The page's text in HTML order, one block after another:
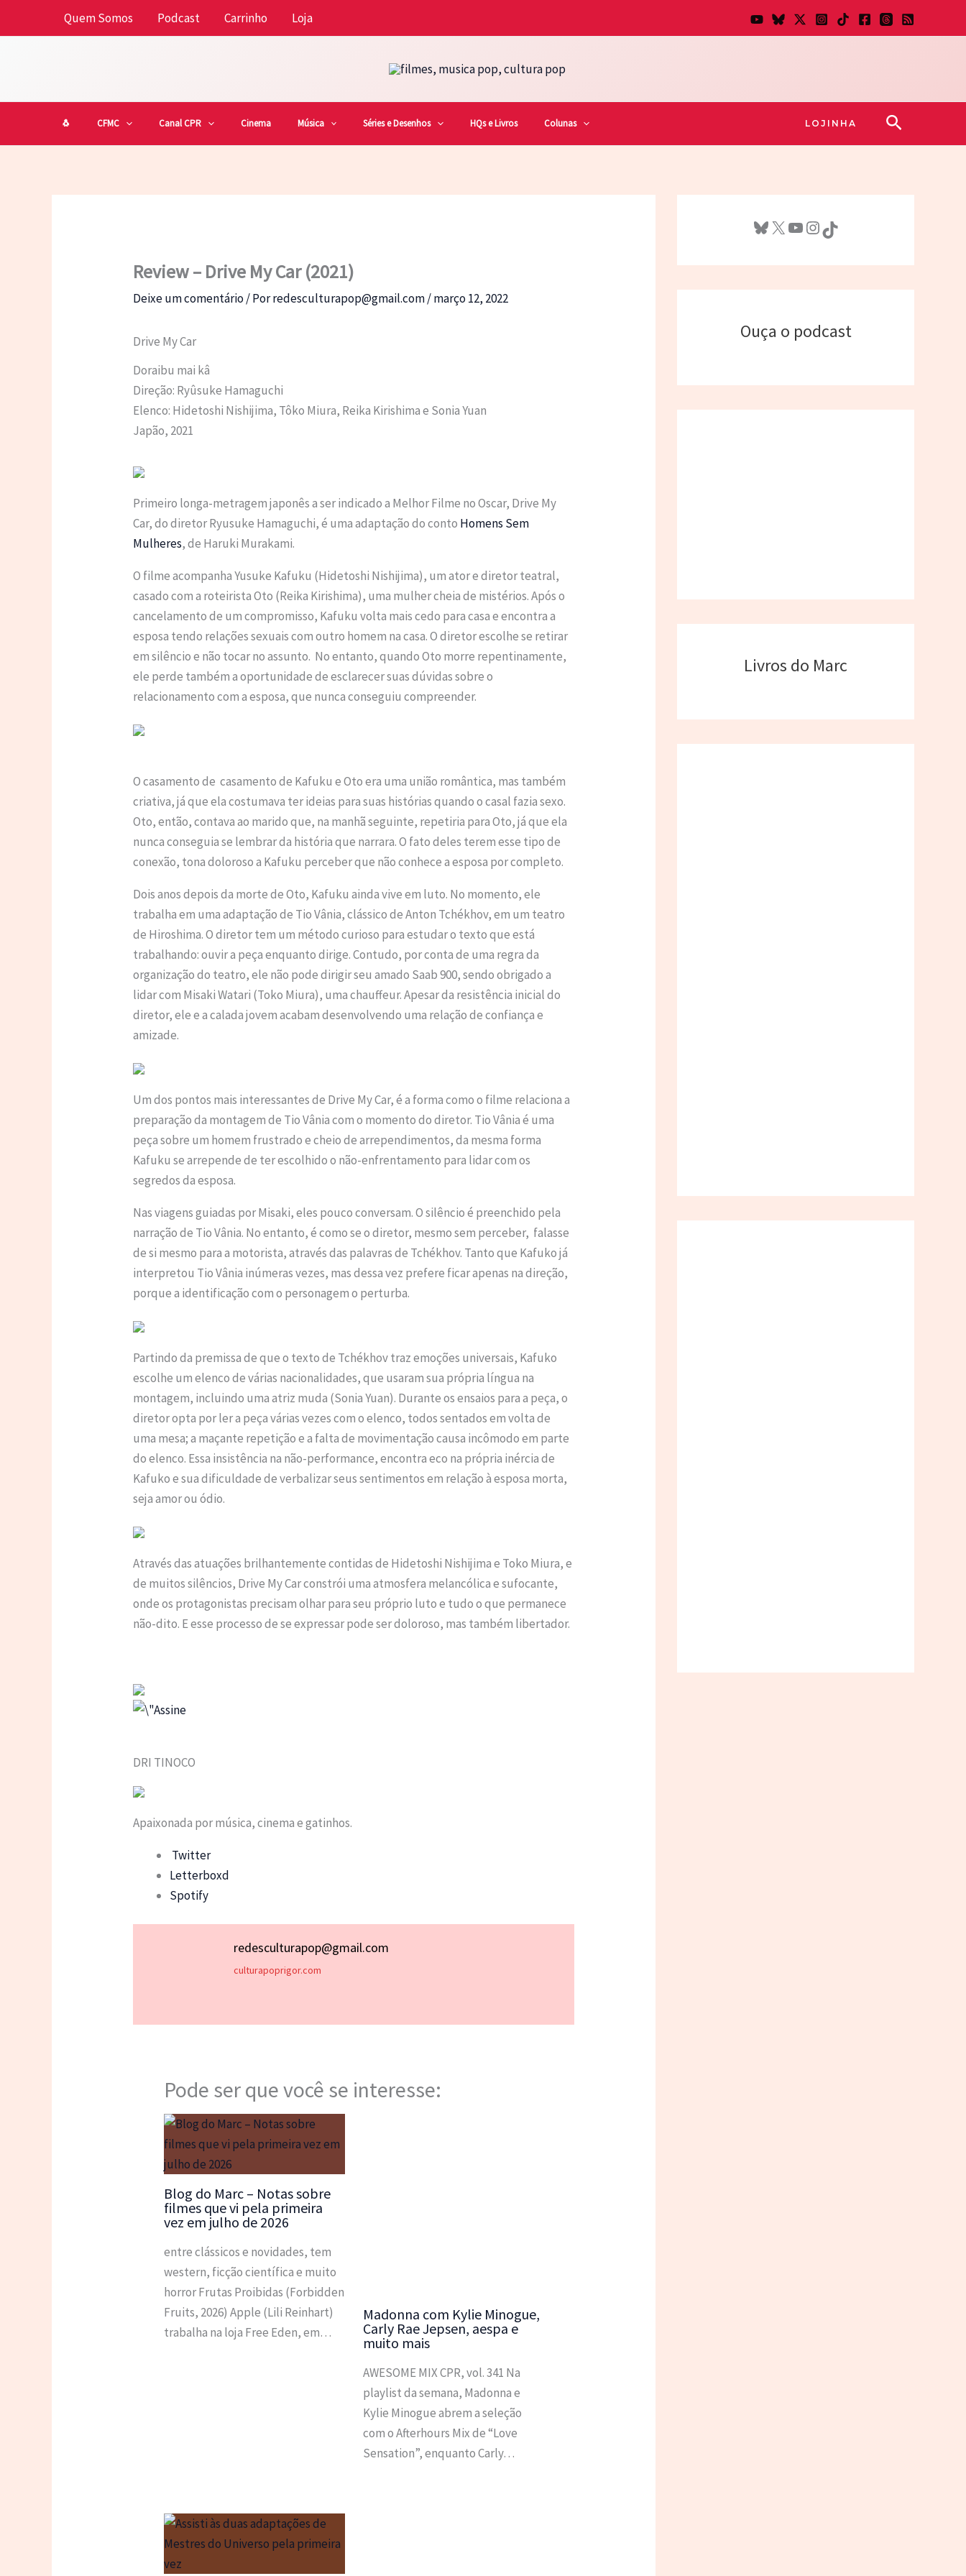
Quem Somos Podcast Carrinho Loja
🐧 CFMC Canal CPR Cinema Música Séries e Desenhos HQs e Livros Colunas LOJINHA Pesquisar
Review – Drive My Car (2021)
Deixe um comentário/ Porredesculturapop@gmail.com/março 12, 2022
Drive My Car
Doraibu mai kâ
Direção: Ryûsuke Hamaguchi
Elenco: Hidetoshi Nishijima, Tôko Miura, Reika Kirishima e Sonia Yuan
Japão, 2021
Primeiro longa-metragem japonês a ser indicado a Melhor Filme no Oscar, Drive My
Car, do diretor Ryusuke Hamaguchi, é uma adaptação do conto Homens Sem
Mulheres, de Haruki Murakami.
O filme acompanha Yusuke Kafuku (Hidetoshi Nishijima), um ator e diretor teatral,
casado com a roteirista Oto (Reika Kirishima), uma mulher cheia de mistérios. Após o
cancelamento de um compromisso, Kafuku volta mais cedo para casa e encontra a
esposa tendo relações sexuais com outro homem na casa. O diretor escolhe se retirar
em silêncio e não tocar no assunto. No entanto, quando Oto morre repentinamente,
ele perde também a oportunidade de esclarecer suas dúvidas sobre o
relacionamento com a esposa, que nunca conseguiu compreender.
O casamento de casamento de Kafuku e Oto era uma união romântica, mas também
criativa, já que ela costumava ter ideias para suas histórias quando o casal fazia sexo.
Oto, então, contava ao marido que, na manhã seguinte, repetiria para Oto, já que ela
nunca conseguia se lembrar da história que narrara. O fato deles terem esse tipo de
conexão, tona doloroso a Kafuku perceber que não conhece a esposa por completo.
Dois anos depois da morte de Oto, Kafuku ainda vive em luto. No momento, ele
trabalha em uma adaptação de Tio Vânia, clássico de Anton Tchékhov, em um teatro
de Hiroshima. O diretor tem um método curioso para estudar o texto que está
trabalhando: ouvir a peça enquanto dirige. Contudo, por conta de uma regra da
organização do teatro, ele não pode dirigir seu amado Saab 900, sendo obrigado a
lidar com Misaki Watari (Toko Miura), uma chauffeur. Apesar da resistência inicial do
diretor, ele e a calada jovem acabam desenvolvendo uma relação de confiança e
amizade.
Um dos pontos mais interessantes de Drive My Car, é a forma como o filme relaciona a
preparação da montagem de Tio Vânia com o momento do diretor. Tio Vânia é uma
peça sobre um homem frustrado e cheio de arrependimentos, da mesma forma
Kafuku se arrepende de ter escolhido o não-enfrentamento para lidar com os
segredos da esposa.
Nas viagens guiadas por Misaki, eles pouco conversam. O silêncio é preenchido pela
narração de Tio Vânia. No entanto, é como se o diretor, mesmo sem perceber, falasse
de si mesmo para a motorista, através das palavras de Tchékhov. Tanto que Kafuko já
interpretou Tio Vânia inúmeras vezes, mas dessa vez prefere ficar apenas na direção,
porque a identificação com o personagem o perturba.
Partindo da premissa de que o texto de Tchékhov traz emoções universais, Kafuko
escolhe um elenco de várias nacionalidades, que usaram sua própria língua na
montagem, incluindo uma atriz muda (Sonia Yuan). Durante os ensaios para a peça, o
diretor opta por ler a peça várias vezes com o elenco, todos sentados em volta de
uma mesa; a maçante repetição e a falta de movimentação causa incômodo em parte
do elenco. Essa insistência na não-performance, encontra eco na própria inércia de
Kafuko e sua dificuldade de verbalizar seus sentimentos em relação à esposa morta,
seja amor ou ódio.
Através das atuações brilhantemente contidas de Hidetoshi Nishijima e Toko Miura, e
de muitos silêncios, Drive My Car constrói uma atmosfera melancólica e sufocante,
onde os protagonistas precisam olhar para seu próprio luto e tudo o que permanece
não-dito. E esse processo de se expressar pode ser doloroso, mas também libertador.
DRI TINOCO
Apaixonada por música, cinema e gatinhos.
Twitter
Letterboxd
Spotify
redesculturapop@gmail.com
culturapoprigor.com
Pode ser que você se interesse:
Blog do Marc – Notas sobre
filmes que vi pela primeira
vez em julho de 2026
entre clássicos e novidades, tem
western, ficção científica e muito
horror Frutas Proibidas (Forbidden
Fruits, 2026) Apple (Lili Reinhart)
trabalha na loja Free Eden, em…
Madonna com Kylie Minogue,
Carly Rae Jepsen, aespa e
muito mais
AWESOME MIX CPR, vol. 341 Na
playlist da semana, Madonna e
Kylie Minogue abrem a seleção
com o Afterhours Mix de “Love
Sensation”, enquanto Carly…
Bluesky X Youtube InstagramTikTok
Ouça o podcast
Livros do Marc